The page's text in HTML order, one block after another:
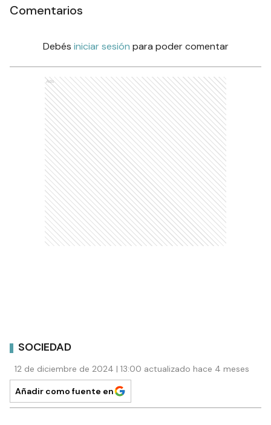
Comentarios
Debés iniciar sesión para poder comentar
Ads
SOCIEDAD
12 de diciembre de 2024 | 13:00 actualizado hace 4 meses
Añadir como fuente en